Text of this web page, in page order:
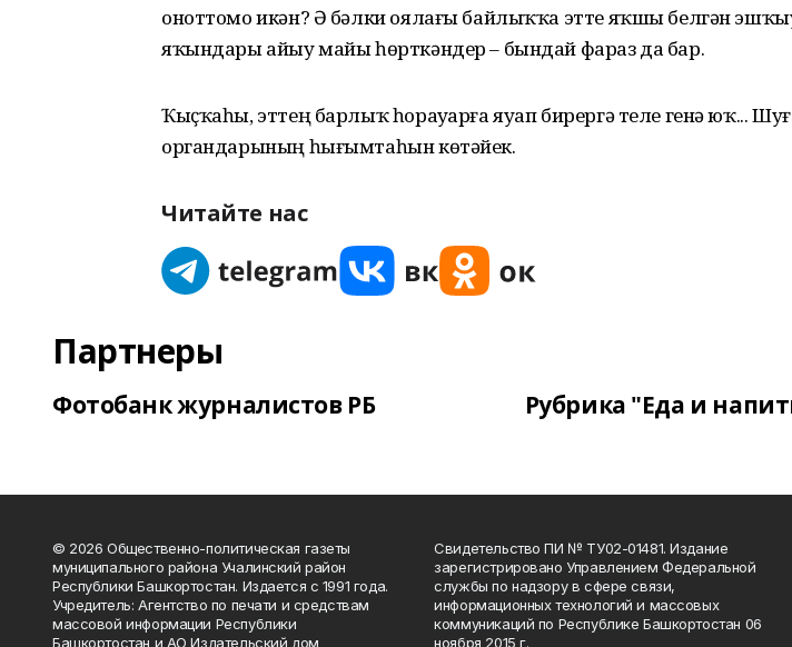
оноттомо икән? Ә бәлки оялағы байлыҡҡа этте яҡшы белгән
яҡындары айыу майы һөрткәндер – бындай фараз да бар.
Ҡыҫҡаһы, эттең барлыҡ һорауҙарға яуап бирергә теле генә юҡ...
органдарының һығымтаһын көтәйек.
Читайте нас
Партнеры
Фотобанк журналистов РБ Рубрика "Еда и
© 2026 Общественно-политическая газеты
муниципального района Учалинский район
Республики Башкортостан. Издается с 1991 года.
Учредитель: Агентство по печати и средствам
массовой информации Республики
Башкортостан и АО Издательский дом
Свидетельство ПИ № ТУ02-01481. Издание
зарегистрировано Управлением Федеральной
службы по надзору в сфере связи,
информационных технологий и массовых
коммуникаций по Республике Башкортостан 06
ноября 2015 г.